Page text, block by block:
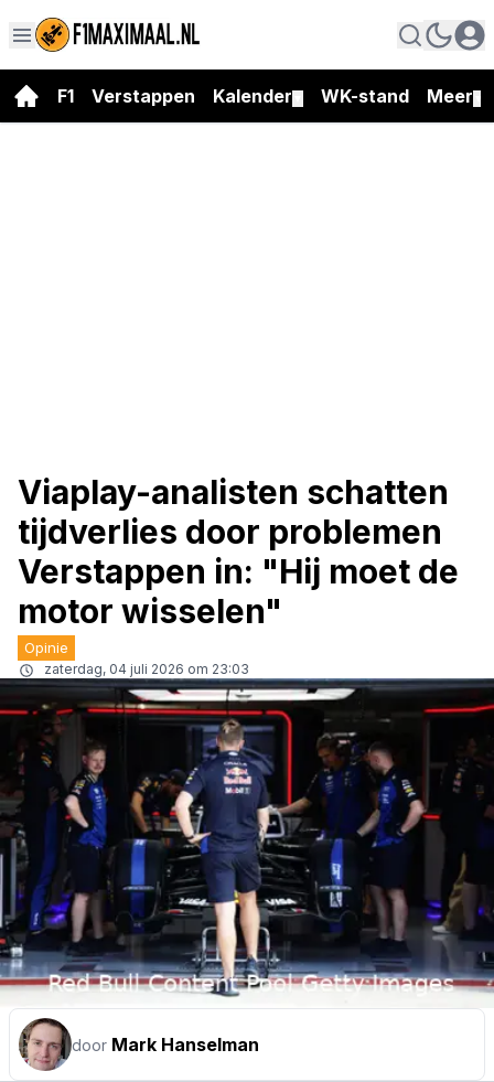
F1 Verstappen Kalender WK-stand Meer
Viaplay-analisten schatten
tijdverlies door problemen
Verstappen in: "Hij moet de
motor wisselen"
Opinie
zaterdag, 04 juli 2026 om 23:03
door Mark Hanselman